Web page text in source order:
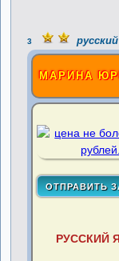
3
МАРИНА
РУССКИЙ